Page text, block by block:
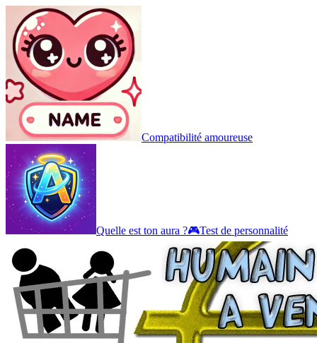
Compatibilité amoureuse
Quelle est ton aura ?🎮Test de personnalité